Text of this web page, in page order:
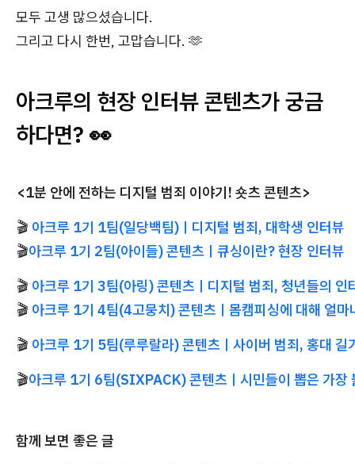
모두 고생 많으셨습니다.
그리고 다시 한번, 고맙습니다. 🫶
아크루의 현장 인터뷰 콘텐츠가 궁금
하다면? 👀
<1분 안에 전하는 디지털 범죄 이야기! 숏츠 콘텐츠>
🎬 아크루 1기 1팀(일당백팀)ㅣ디지털 범죄, 대학생 인터뷰
🎬아크루 1기 2팀(아이들) 콘텐츠ㅣ큐싱이란? 현장 인터뷰
🎬 아크루 1기 3팀(아링) 콘텐츠ㅣ디지털 범죄, 청년들의 인
🎬 아크루 1기 4팀(4고뭉치) 콘텐츠ㅣ몸캠피싱에 대해 얼마
🎬 아크루 1기 5팀(루루랄라) 콘텐츠ㅣ사이버 범죄, 홍대 길
🎬아크루 1기 6팀(SIXPACK) 콘텐츠ㅣ시민들이 뽑은 가장
함께 보면 좋은 글